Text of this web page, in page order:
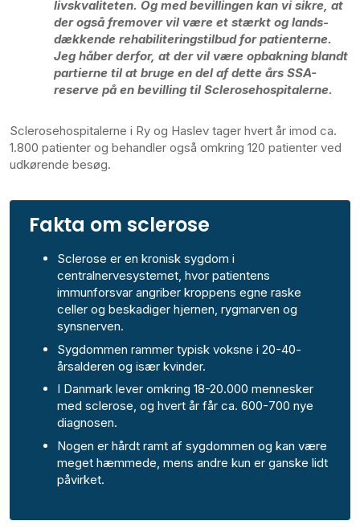
livskvaliteten. Og med bevillingen kan vi sikre, at
der også fremover vil være et stærkt og lands­
dækkende rehabiliteringstilbud for patienterne.
Jeg håber derfor, at der vil være opbakning blandt
partierne til at bruge en del af dette års SSA-
reserve på en bevilling til Sclerosehospitalerne.
Sclerosehospitalerne i Ry og Haslev tager hvert år imod ca.
1.800 patienter og behandler også omkring 120 patienter ved
udkørende besøg.
Fakta om sclerose
Sclerose er en kronisk sygdom i
centralnervesystemet, hvor patientens
immunforsvar angriber kroppens egne raske
celler og beskadiger hjernen, rygmarven og
synsnerven.
Sygdommen rammer typisk voksne i 20-40-
årsalderen og især kvinder.
I Danmark lever omkring 18-20.000 mennesker
med sclerose, og hvert år får ca. 600-700 nye
diagnosen.
Nogen er hårdt ramt af sygdommen og kan være
meget hæmmede, mens andre kun er ganske lidt
påvirket.